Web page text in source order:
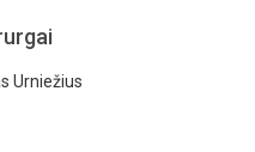
Urniežius